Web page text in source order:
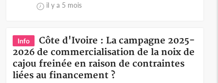
il y a 5 mois
Info
Côte d'Ivoire : La campagne 2025-
2026 de commercialisation de la noix de
cajou freinée en raison de contraintes
liées au financement ?